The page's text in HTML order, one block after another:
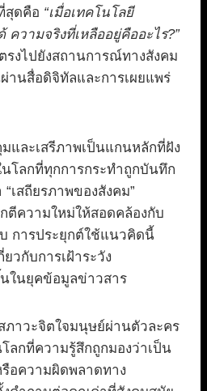
สุดคือ “เมื่อเทคโนโลยี
ความจริงที่เหลืออยู่คืออะไร?”
รงไปยังสถานการณ์ทางสังคม
านสื่อดิจิทัลและการเผยแพร่
มและเสรีภาพเป็นแกนหลักที่ฝัง
โลกที่ทุกการกระทำถูกบันทึก
เสถียรภาพของสังคม”
ตีความใหม่ให้สอดคล้องกับ
การประยุกต์ใช้แนวคิดนี้
วกับการเฝ้าระวัง
ในยุคข้อมูลข่าวสาร
ภาวะจิตใจมนุษย์ผ่านตัวละคร
ลกที่ความรู้สึกถูกมองว่าเป็น
อความผิดพลาดทาง